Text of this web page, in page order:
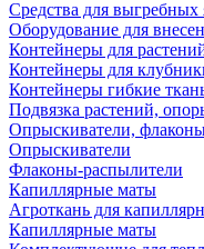
Средства для выгребных
Оборудование для
Контейнеры для
Контейнеры для
Контейнеры гибкие
Подвязка растений,
Опрыскиватели,
Опрыскиватели
Флаконы-распылители
Капиллярные маты
Агроткань для
Капиллярные маты